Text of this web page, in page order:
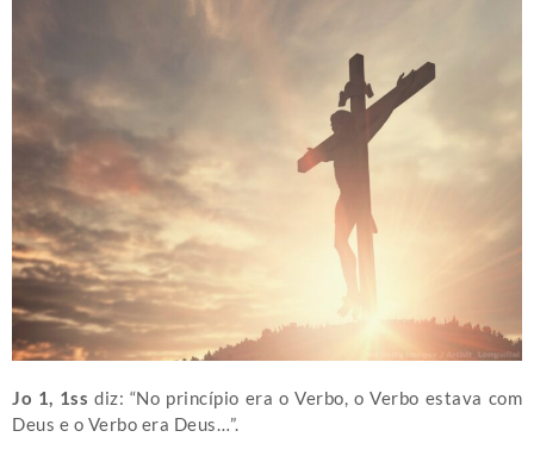
Jo 1, 1ss diz: “No princípio era o Verbo, o Verbo estava com
Deus e o Verbo era Deus…”.